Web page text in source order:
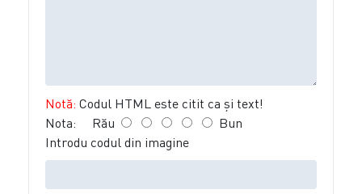
Notă: Codul HTML este citit ca şi text!
Nota: Rău
Bun
Introdu codul din imagine